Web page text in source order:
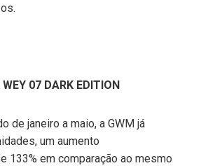
07 DARK EDITION
de janeiro a maio, a GWM já
um aumento
133% em comparação ao mesmo